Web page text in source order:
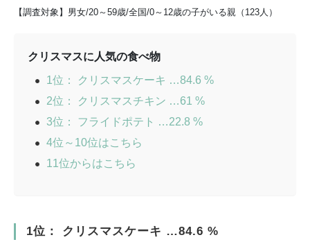
【調査対象】男女/20～59歳/全国/0～12歳の子がいる親（123人）
クリスマスに人気の食べ物
1位： クリスマスケーキ …84.6 %
2位： クリスマスチキン …61 %
3位： フライドポテト …22.8 %
4位～10位はこちら
11位からはこちら
1位： クリスマスケーキ …84.6 %